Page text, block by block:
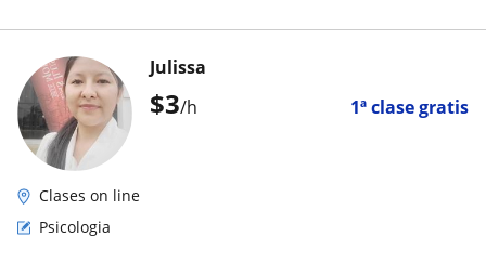
$3/h 1ª clase gratis
Julissa
Clases on line
Psicologia